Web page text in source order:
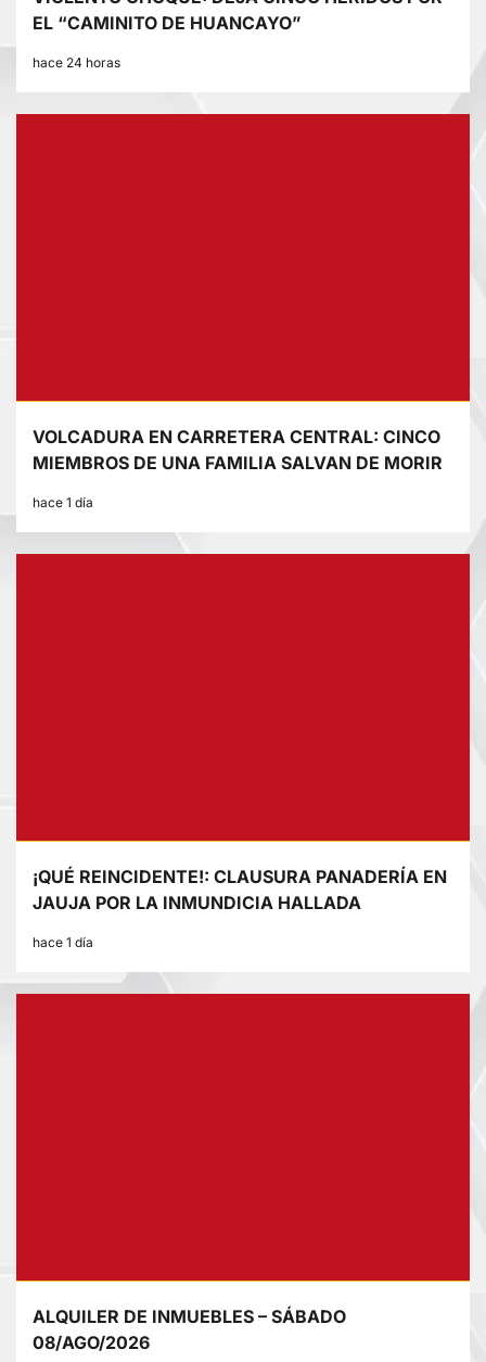
EL “CAMINITO DE HUANCAYO”
hace 24 horas
VOLCADURA EN CARRETERA CENTRAL: CINCO
MIEMBROS DE UNA FAMILIA SALVAN DE MORIR
hace 1 día
¡QUÉ REINCIDENTE!: CLAUSURA PANADERÍA EN
JAUJA POR LA INMUNDICIA HALLADA
hace 1 día
ALQUILER DE INMUEBLES – SÁBADO
08/AGO/2026